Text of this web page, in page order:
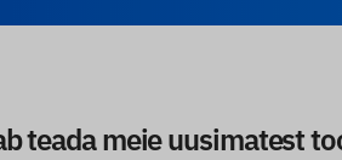
teada meie uusimatest